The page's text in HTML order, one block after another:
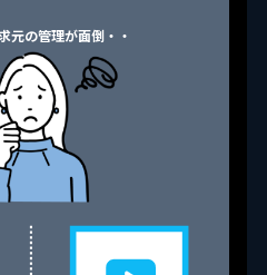
元の管理が面倒・・